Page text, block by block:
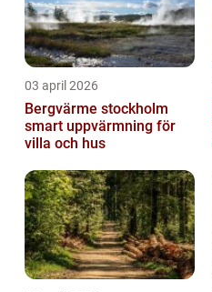
03 april 2026
Bergvärme stockholm
smart uppvärmning för
villa och hus